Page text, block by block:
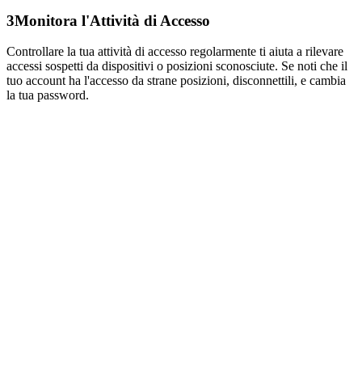
3Monitora l'Attività di Accesso
Controllare la tua attività di accesso regolarmente ti aiuta a rilevare
accessi sospetti da dispositivi o posizioni sconosciute. Se noti che il
tuo account ha l'accesso da strane posizioni, disconnettili, e cambia
la tua password.